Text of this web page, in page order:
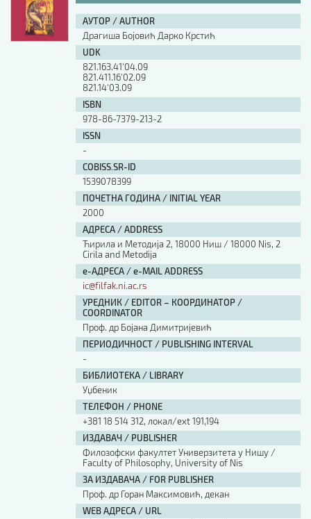
ISSN
АУТОР / AUTHOR
Драгиша Бојовић Дарко Крстић
UDK
821.163.41'04.09
821.411.16'02.09
821.14'03.09
ISBN
978-86-7379-213-2
ISSN
-
COBISS.SR-ID
1539078399
ПОЧЕТНА ГОДИНА / INITIAL YEAR
2000
АДРЕСА / ADDRESS
Ћирила и Методија 2, 18000 Ниш / 18000 Nis, 2
Cirila and Metodija
е-АДРЕСА / e-MAIL ADDRESS
ic@filfak.ni.ac.rs
УРЕДНИК / EDITOR – КООРДИНАТОР /
COORDINATOR
Проф. др Бојана Димитријевић
ПЕРИОДИЧНОСТ / PUBLISHING INTERVAL
-
БИБЛИОТЕКА / LIBRARY
Уџбеник
ТЕЛЕФОН / PHONE
+381 18 514 312, локал/ext 191,194
ИЗДАВАЧ / PUBLISHER
Филозофски факултет Универзитета у Нишу /
Faculty of Philosophy, University of Nis
ЗА ИЗДАВАЧА / FOR PUBLISHER
Проф. др Горан Максимовић, декан
WEB АДРЕСА / URL